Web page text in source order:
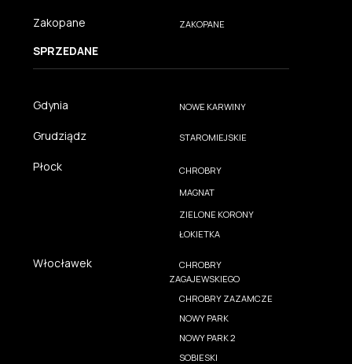
Zakopane ZAKOPANE
SPRZEDANE
Gdynia NOWE KARWINY
Grudziądz STAROMIEJSKIE
Płock
CHROBRY
MAGNAT
ZIELONE KORONY
ŁOKIETKA
Włocławek
CHROBRY
ZAGAJEWSKIEGO
CHROBRY ZAZAMCZE
NOWY PARK
NOWY PARK 2
SOBIESKI